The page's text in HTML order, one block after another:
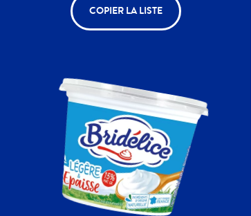
COPIER LA LISTE